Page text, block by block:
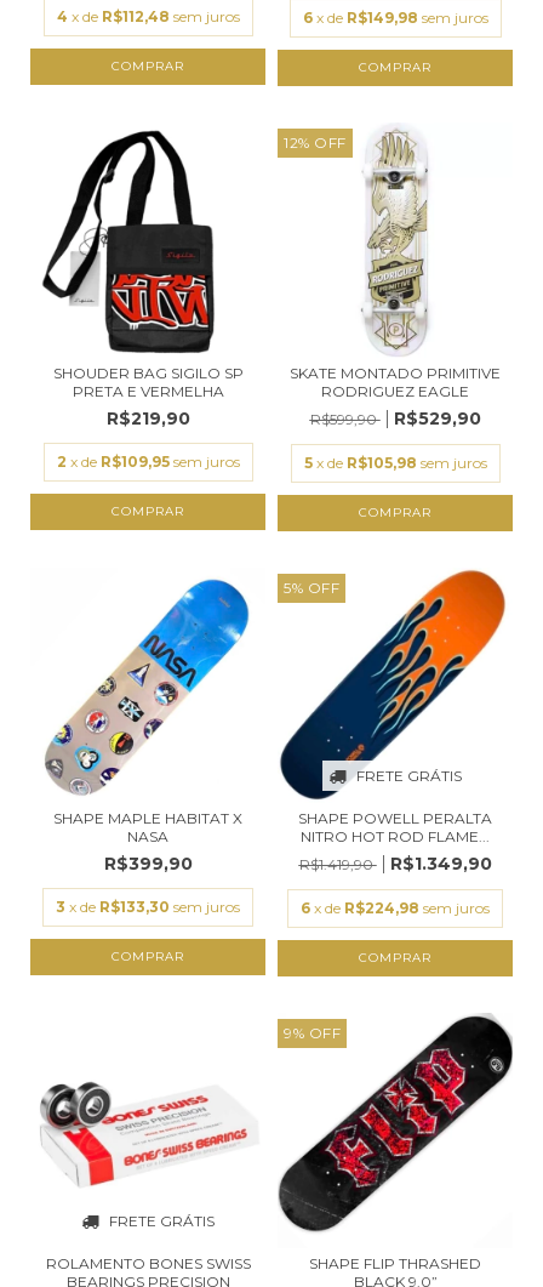
4 x de R$112,48 sem juros
COMPRAR
6 x de R$149,98 sem juros
COMPRAR
SHOUDER BAG SIGILO SP
PRETA E VERMELHA
R$219,90
2 x de R$109,95 sem juros
12% OFF
SKATE MONTADO PRIMITIVE
RODRIGUEZ EAGLE
R$599,90
R$529,90
5 x de R$105,98 sem juros
SHAPE MAPLE HABITAT X
NASA
R$399,90
3 x de R$133,30 sem juros
COMPRAR
5% OFF
FRETE GRÁTIS
SHAPE POWELL PERALTA
NITRO HOT ROD FLAME...
R$1.419,90
R$1.349,90
6 x de R$224,98 sem juros
COMPRAR
FRETE GRÁTIS
ROLAMENTO BONES SWISS
BEARINGS PRECISION
9% OFF
SHAPE FLIP THRASHED
BLACK 9.0”